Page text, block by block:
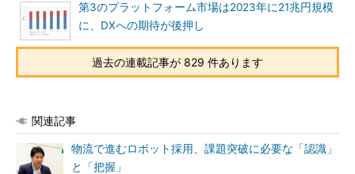
第3のプラットフォーム市場は2023年に21兆円規模
に、DXへの期待が後押し
過去の連載記事が 829 件あります
関連記事
物流で進むロボット採用、課題突破に必要な「認識」
と「把握」